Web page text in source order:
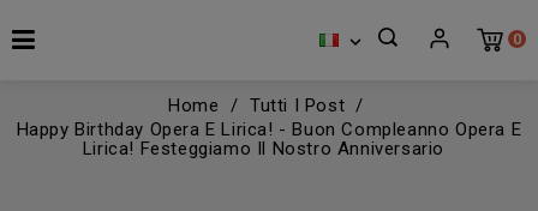
0

Home
Tutti I Post
Happy Birthday Opera E Lirica! - Buon Compleanno Opera E
Lirica! Festeggiamo Il Nostro Anniversario